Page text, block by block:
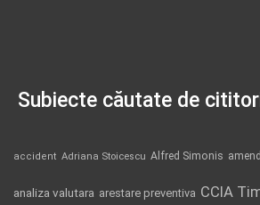
Subiecte căutate de
accident Adriana Stoicescu Alfred Simonis
analiza valutara arestare preventiva CCIA